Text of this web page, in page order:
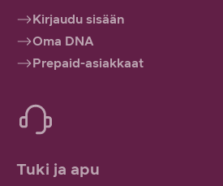
Kirjaudu sisään
Oma DNA
Prepaid-asiakkaat
Tuki ja apu